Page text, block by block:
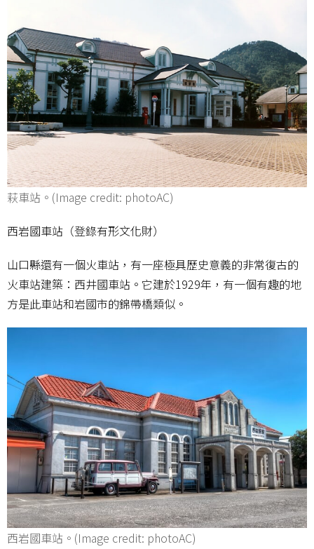
萩車站。(Image credit: photoAC)
西岩國車站（登錄有形文化財）
山口縣還有一個火車站，有一座極具歷史意義的非常復古的
火車站建築：西井國車站。它建於1929年，有一個有趣的地
方是此車站和岩國市的錦帶橋類似。
西岩國車站。(Image credit: photoAC)